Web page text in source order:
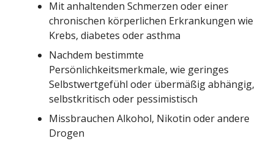
Mit anhaltenden Schmerzen oder einer
chronischen körperlichen Erkrankungen wie
Krebs, diabetes oder asthma
Nachdem bestimmte
Persönlichkeitsmerkmale, wie geringes
Selbstwertgefühl oder übermäßig abhängig,
selbstkritisch oder pessimistisch
Missbrauchen Alkohol, Nikotin oder andere
Drogen